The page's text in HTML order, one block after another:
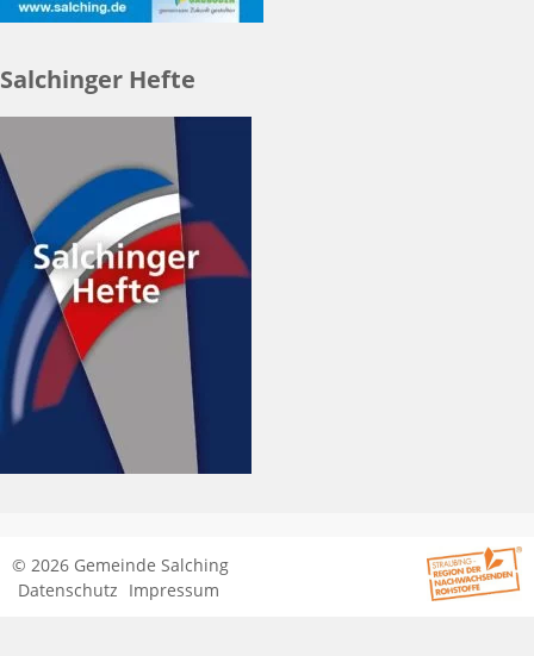
Salchinger Hefte
© 2026 Gemeinde Salching
Datenschutz Impressum